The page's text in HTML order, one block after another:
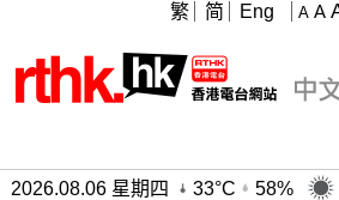
A A
繁 简 Eng
2026.08.06 星期四 33°C
58%